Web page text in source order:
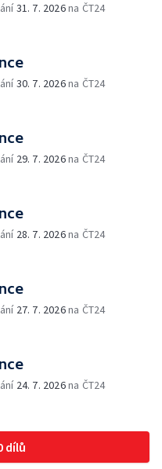
31. 7. 2026na ČT24
30. 7. 2026na ČT24
29. 7. 2026na ČT24
28. 7. 2026na ČT24
27. 7. 2026na ČT24
24. 7. 2026na ČT24
dílů